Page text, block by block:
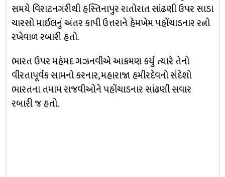
સમયે વિરાટનગરીથી હસ્તિનાપુર રાતોરાત સાંઢણી ઉપર સાડા
ચારસો માઈલનું અંતર કાપી ઉત્તરાને હેમખેમ પહોંચાડનાર રત્નો
રખેવાળ રબારી હતો.
ભારત ઉપર મહંમદ ગઝનવીએ આક્રમણ કર્યુ ત્યારે તેનો
વીરતાપૂર્વક સામનો કરનાર, મહારાજા હમીરદેવનો સંદેશો
ભારતના તમામ રાજવીઓને પહોંચાડનાર સાંઢણી સવાર
રબારી જ હતો.